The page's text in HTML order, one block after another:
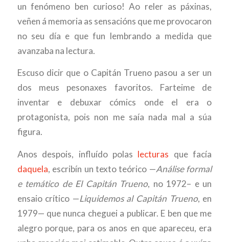
un fenómeno ben curioso! Ao reler as páxinas,
veñen á memoria as sensacións que me provocaron
no seu día e que fun lembrando a medida que
avanzaba na lectura.
Escuso dicir que o Capitán Trueno pasou a ser un
dos meus pesonaxes favoritos. Farteime de
inventar e debuxar cómics onde el era o
protagonista, pois non me saía nada mal a súa
figura.
Anos despois, influído polas lecturas que facía
daquela, escribín un texto teórico —Análise formal
e temático de El Capitán Trueno, no 1972– e un
ensaio crítico —Liquidemos al Capitán Trueno, en
1979— que nunca cheguei a publicar. E ben que me
alegro porque, para os anos en que apareceu, era